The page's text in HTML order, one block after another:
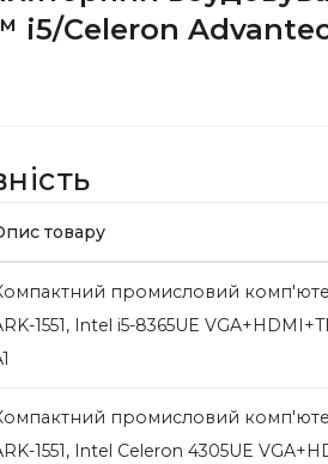
Celeron
товару
промисловий
1551, Intel i5-8365UE
промисловий
1551, Intel Celeron 4305UE